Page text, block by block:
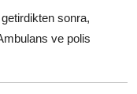
sonra,
ve polis